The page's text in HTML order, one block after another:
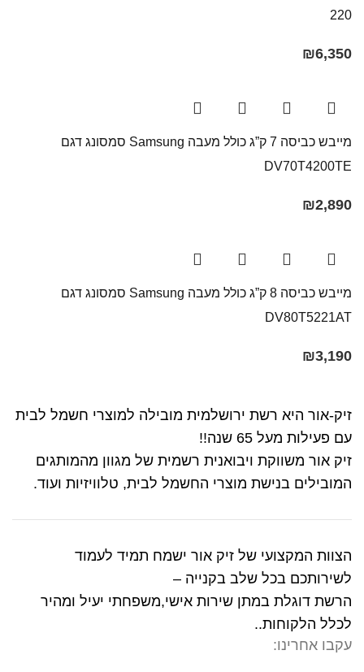
220
₪6,350
מייבש כביסה 7 ק”ג כולל מעבה Samsung סמסונג דגם
DV70T4200TE
₪2,890
מייבש כביסה 8 ק”ג כולל מעבה Samsung סמסונג דגם
DV80T5221AT
₪3,190
זיק-אור היא רשת ירושלמית מובילה למוצרי חשמל לבית
עם פעילות מעל 65 שנה!!
זיק אור משווקת ויבואנית רשמית של מגוון מהמותגים
המובילים בנישת מוצרי החשמל לבית, טלוויזיות ועוד.
הצוות המקצועי של זיק אור ישמח תמיד לעמוד
לשירותכם בכל שלב בקנייה –
הרשת דוגלת במתן שירות אישי,משפחתי יעיל ומהיר
לכלל הלקוחות..
עקבו אחרינו: